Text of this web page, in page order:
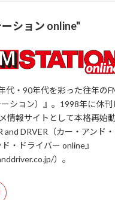
ション online"
代・90年代を彩った往年の
ション）』。1998年に休
情報サイトとして本格再始
and DRVER（カー・アンド・
・ドライバー online』
）。